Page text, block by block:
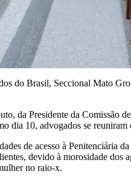
do Brasil, Seccional Mato
da Presidente da Comissão
10, advogados se
de acesso à Penitenciária
devido à morosidade
no raio-x.